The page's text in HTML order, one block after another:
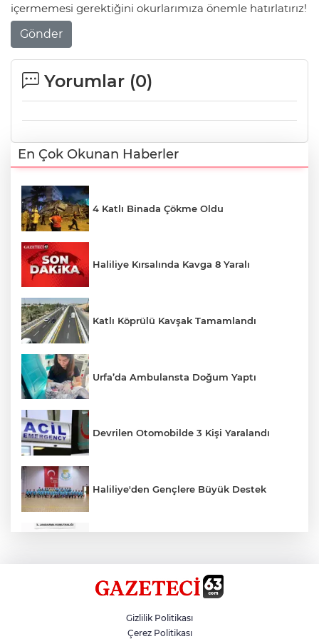
içermemesi gerektiğini okurlarımıza önemle hatırlatırız!
Gönder
Yorumlar (0)
En Çok Okunan Haberler
4 Katlı Binada Çökme Oldu
Haliliye Kırsalında Kavga 8 Yaralı
Katlı Köprülü Kavşak Tamamlandı
Urfa’da Ambulansta Doğum Yaptı
Devrilen Otomobilde 3 Kişi Yaralandı
Haliliye'den Gençlere Büyük Destek
Hikmet Başak’tan Ulaşım Çalışması
Gizlilik Politikası
Çerez Politikası